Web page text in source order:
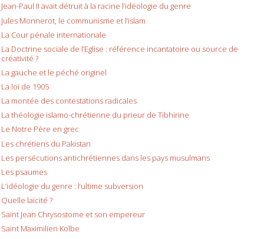
Jean-Paul II avait détruit à la racine l’idéologie du genre
Jules Monnerot, le communisme et l’islam
La Cour pénale internationale
La Doctrine sociale de l’Eglise : référence incantatoire ou source de
créativité ?
La gauche et le péché originel
La loi de 1905
La montée des contestations radicales
La théologie islamo-chrétienne du prieur de Tibhirine
Le Notre Père en grec
Les chrétiens du Pakistan
Les persécutions antichrétiennes dans les pays musulmans
Les psaumes
L’idéologie du genre : l’ultime subversion
Quelle laïcité ?
Saint Jean Chrysostome et son empereur
Saint Maximilien Kolbe